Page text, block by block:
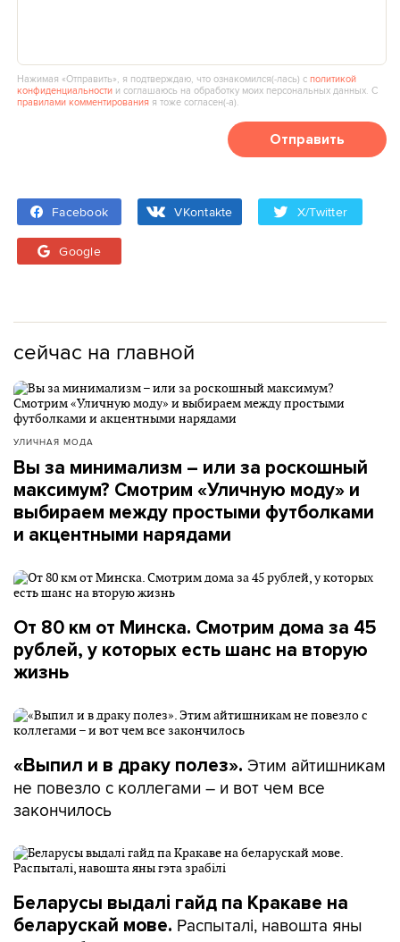
Нажимая «Отправить», я подтверждаю, что ознакомился(‑лась) сполитикой
конфиденциальности и соглашаюсь на обработку моих персональных данных. С
правилами комментирования я тоже согласен(‑а).
Отправить
Facebook VKontakte X/Twitter
Google
сейчас на главной
УЛИЧНАЯ МОДА
Вы за минимализм – или за роскошный
максимум? Смотрим «Уличную моду» и
выбираем между простыми футболками
и акцентными нарядами
От 80 км от Минска. Смотрим дома за 45
рублей, у которых есть шанс на вторую
жизнь
«Выпил и в драку полез». Этим айтишникам
не повезло с коллегами – и вот чем все
закончилось
Беларусы выдалі гайд па Кракаве на
беларускай мове. Распыталі, навошта яны